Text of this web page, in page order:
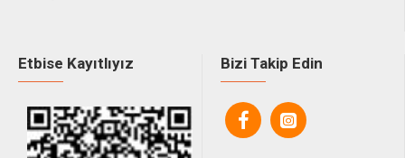
Etbise Kayıtlıyız Bizi Takip Edin